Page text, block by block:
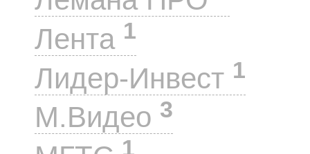
Лента 1
Лидер-Инвест 1
М.Видео 3
1